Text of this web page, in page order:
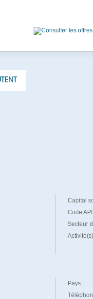
Capital
Code
Secteur
Pays :